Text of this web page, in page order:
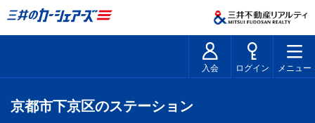
入会 ログイン メニュー
京都市下京区のステーション